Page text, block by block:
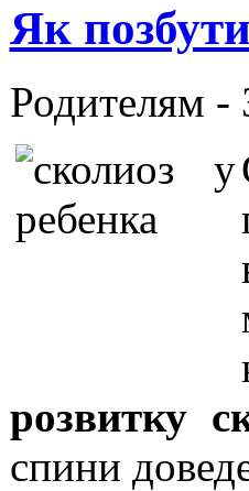
Як
Родителям -
розвитку
спини